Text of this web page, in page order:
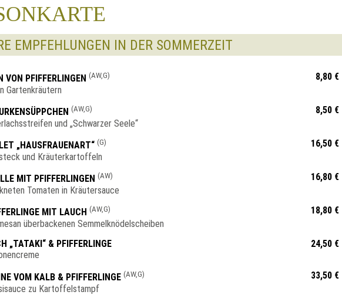
EMPFEHLUNGEN IN DER SOMMERZEIT
VON PFIFFERLINGEN (AW,G)
Gartenkräutern
8,80 €
(AW,G)
und „Schwarzer Seele“
8,50 €
„HAUSFRAUENART“ (G)
und Kräuterkartoffeln
16,50 €
MIT PFIFFERLINGEN (AW)
Tomaten in Kräutersauce
16,80 €
MIT LAUCH (AW,G)
überbackenen Semmelknödelscheiben
18,80 €
„TATAKI“ & PFIFFERLINGE
24,50 €
VOM KALB & PFIFFERLINGE (AW,G)
zu Kartoffelstampf
33,50 €